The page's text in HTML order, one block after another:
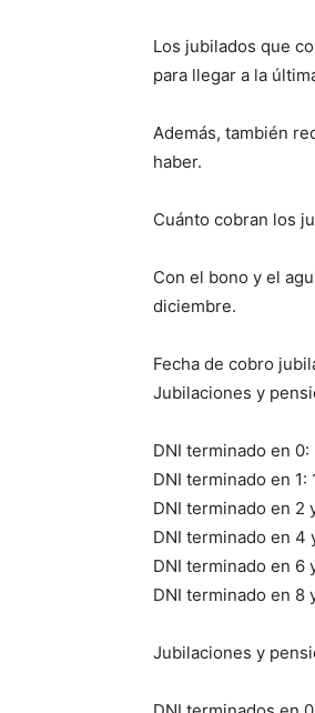
Los jubilados que
para llegar a la
Además, también
haber.
Cuánto cobran los
Con el bono y el
diciembre.
Fecha de cobro
Jubilaciones y
DNI terminado en
DNI terminado en 1:
DNI terminado en 2
DNI terminado en 4
DNI terminado en 6
DNI terminado en 8
Jubilaciones y